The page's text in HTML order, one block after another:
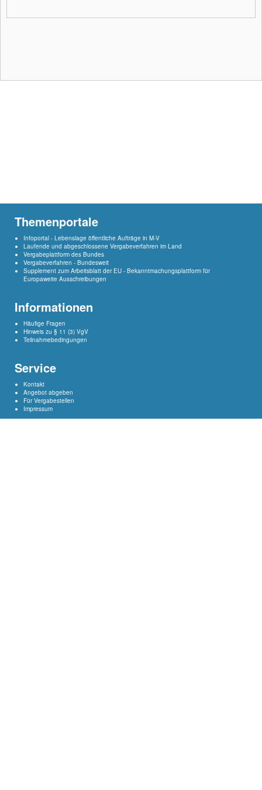
Themenportale
Infoportal - Lebenslage öffentliche Aufträge in M-V
Laufende und abgeschlossene Vergabeverfahren im Land
Vergabeplattform des Bundes
Vergabeverfahren - Bundesweit
Supplement zum Arbeitsblatt der EU - Bekanntmachungsplattform für
Europaweite Ausschreibungen
Informationen
Häufige Fragen
Hinweis zu § 11 (3) VgV
Teilnahmebedingungen
Service
Kontakt
Angebot abgeben
Für Vergabestellen
Impressum